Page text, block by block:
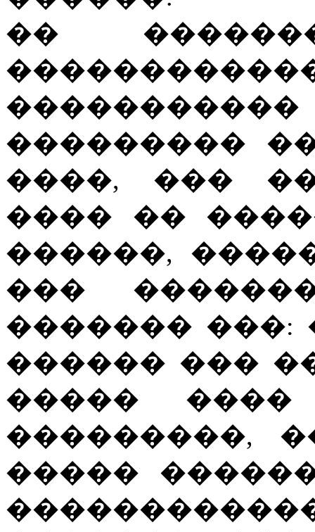
��
���������
����, ���
���� ��
������,
���
������� ���:
������ ���
�����
���������,
�����